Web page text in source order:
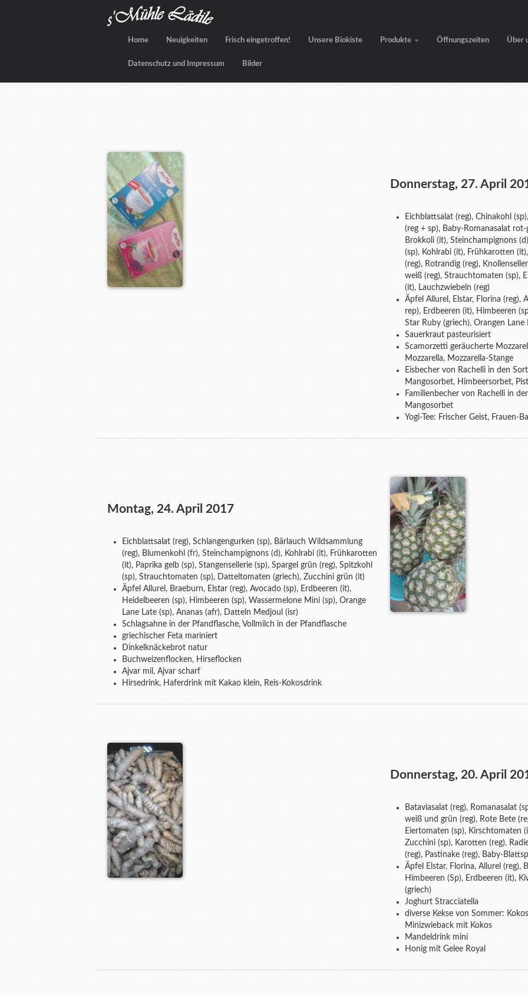
Home Neuigkeiten Frisch eingetroffen! Unsere Biokiste Produkte Öffnungszeiten Über
Datenschutz und Impressum Bilder
Donnerstag, 27. April
Eichblattsalat (reg), Chinakohl
(reg + sp), Baby-Romanasalat
Brokkoli (it), Steinchampignons
(sp), Kohlrabi (it), Frühkarotten
(reg), Rotrandig (reg),
weiß (reg), Strauchtomaten (sp),
(it), Lauchzwiebeln (reg)
Äpfel Allurel, Elstar, Florina (reg),
rep), Erdbeeren (it), Himbeeren
Star Ruby (griech), Orangen Lane
Sauerkraut pasteurisiert
Scamorzetti geräucherte
Mozzarella, Mozzarella-Stange
Eisbecher von Rachelli in den
Mangosorbet, Himbeersorbet,
Familienbecher von Rachelli in
Mangosorbet
Yogi-Tee: Frischer Geist, Frauen-
Montag, 24. April 2017
Eichblattsalat (reg), Schlangengurken (sp), Bärlauch Wildsammlung
(reg), Blumenkohl (fr), Steinchampignons (d), Kohlrabi (it), Frühkarotten
(it), Paprika gelb (sp), Stangensellerie (sp), Spargel grün (reg), Spitzkohl
(sp), Strauchtomaten (sp), Datteltomaten (griech), Zucchini grün (it)
Äpfel Allurel, Braeburn, Elstar (reg), Avocado (sp), Erdbeeren (it),
Heidelbeeren (sp), Himbeeren (sp), Wassermelone Mini (sp), Orange
Lane Late (sp), Ananas (afr), Datteln Medjoul (isr)
Schlagsahne in der Pfandflasche, Vollmilch in der Pfandflasche
griechischer Feta mariniert
Dinkelknäckebrot natur
Buchweizenflocken, Hirseflocken
Ajvar mil, Ajvar scharf
Hirsedrink, Haferdrink mit Kakao klein, Reis-Kokosdrink
Donnerstag, 20. April
Bataviasalat (reg), Romanasalat
weiß und grün (reg), Rote Bete
Eiertomaten (sp), Kirschtomaten
Zucchini (sp), Karotten (reg),
(reg), Pastinake (reg), Baby-
Äpfel Elstar, Florina, Allurel (reg),
Himbeeren (Sp), Erdbeeren (it),
(griech)
Joghurt Stracciatella
diverse Kekse von Sommer:
Minizwieback mit Kokos
Mandeldrink mini
Honig mit Gelee Royal